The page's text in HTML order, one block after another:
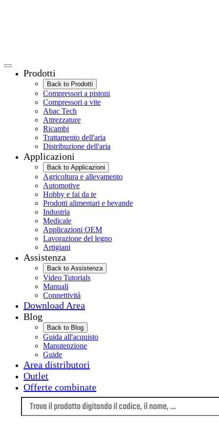
Prodotti
Back to Prodotti
Compressori a pistoni
Compressori a vite
Abac Tech
Attrezzature
Ricambi
Trattamento dell'aria
Distribuzione dell'aria
Applicazioni
Back to Applicazioni
Agricoltura e allevamento
Automotive
Hobby e fai da te
Prodotti alimentari e bevande
Industria
Medicale
Applicazioni OEM
Lavorazione del legno
Artigiani
Assistenza
Back to Assistenza
Video Tutorials
Manuali
Connettività
Download Area
Blog
Back to Blog
Guida all'acquisto
Manutenzione
Guide
Area distributori
Outlet
Offerte combinate